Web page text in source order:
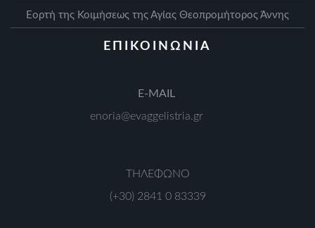
Eορτή της Κοιμήσεως της Αγίας Θεοπρομήτορος Άννης
ΕΠΙΚΟΙΝΩΝΙΑ
Ε-MAIL
enoria@evaggelistria.gr
ΤΗΛΕΦΩΝΟ
(+30) 2841 0 83339